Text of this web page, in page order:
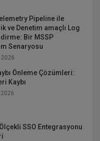
Pipeline ile
ve Denetim amaçlı Log
Bir MSSP
Senaryosu
2026
Önleme Çözümleri:
Kaybı
SSO Entegrasyonu